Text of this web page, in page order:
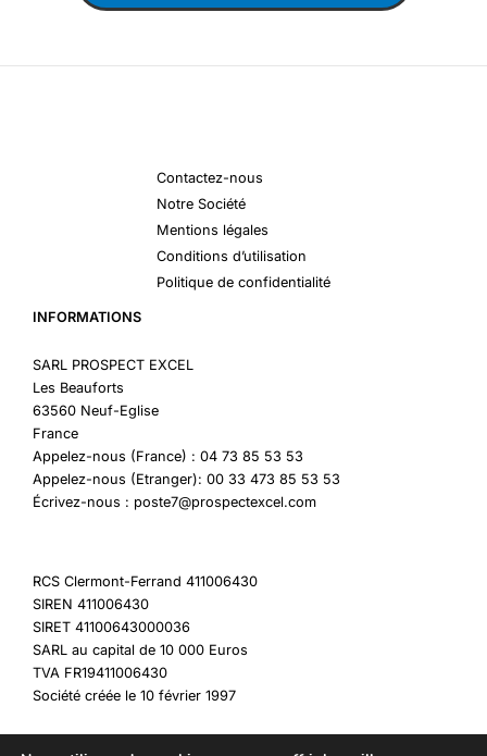
Contactez-nous
Notre Société
Mentions légales
Conditions d’utilisation
Politique de confidentialité
INFORMATIONS
SARL PROSPECT EXCEL
Les Beauforts
63560 Neuf-Eglise
France
Appelez-nous (France) : 04 73 85 53 53
Appelez-nous (Etranger): 00 33 473 85 53 53
Écrivez-nous : poste7@prospectexcel.com
RCS Clermont-Ferrand 411006430
SIREN 411006430
SIRET 41100643000036
SARL au capital de 10 000 Euros
TVA FR19411006430
Société créée le 10 février 1997